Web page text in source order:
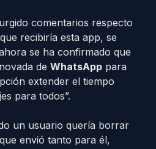
comentarios respecto
recibiría esta app, se
se ha confirmado que
de WhatsApp para
extender el tiempo
para todos”.
un usuario quería borrar
envió tanto para él,